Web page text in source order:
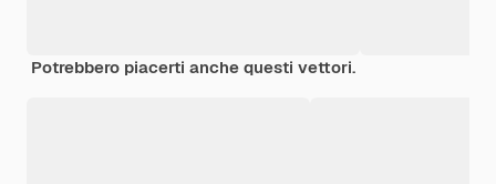
Potrebbero piacerti anche questi vettori.